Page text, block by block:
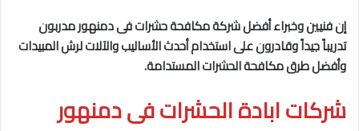
إن فنيين وخبراء أفضل شركة مكافحة حشرات فى دمنهورمدربون
تدريباً جيداً وقادرون على استخدام أحدث الأساليب والآلات لرش المبيدات
وأفضل طرق مكافحة الحشرات المستدامة.
شركات ابادة الحشرات فى دمنهور